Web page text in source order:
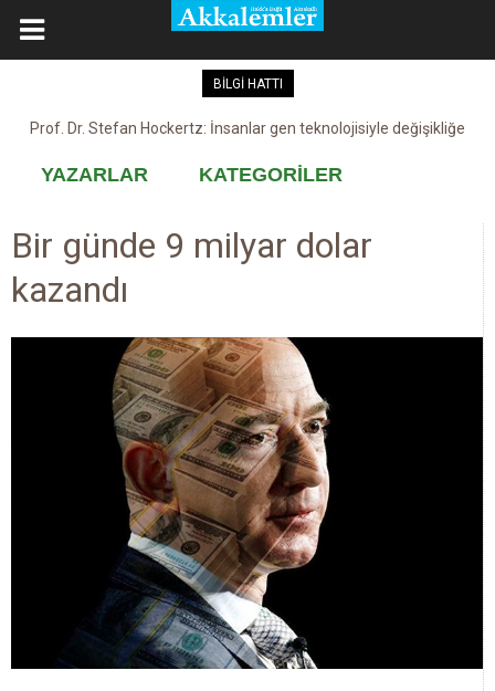
BİLGİ HATTI
Prof. Dr. Stefan Hockertz: İnsanlar gen teknolojisiyle değişikliğe
Kovid-19 aşısı, devşirme ve kobay!
YAZARLAR KATEGORİLER
Bir günde 9 milyar dolar
kazandı